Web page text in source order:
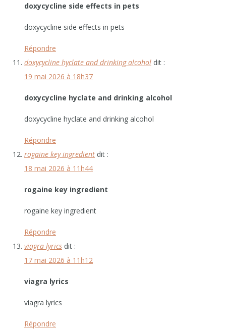
doxycycline side effects in pets
doxycycline side effects in pets
Répondre
doxycycline hyclate and drinking alcohol dit :
19 mai 2026 à 18h37
doxycycline hyclate and drinking alcohol
doxycycline hyclate and drinking alcohol
Répondre
rogaine key ingredient dit :
18 mai 2026 à 11h44
rogaine key ingredient
rogaine key ingredient
Répondre
viagra lyrics dit :
17 mai 2026 à 11h12
viagra lyrics
viagra lyrics
Répondre